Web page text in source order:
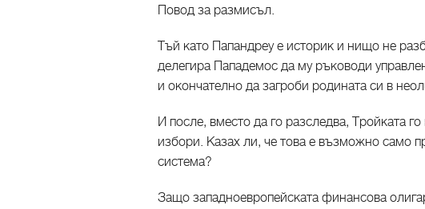
Повод за размисъл.
Тъй като Папандреу е историк и нищо не
делегира Пападемос да му ръководи
и окончателно да загроби родината си в
И после, вместо да го разследва, Тройката
избори. Казах ли, че това е възможно само
система?
Защо западноевропейската финансова